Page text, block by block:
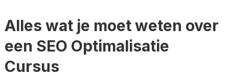
Alles wat je moet weten over
een SEO Optimalisatie
Cursus